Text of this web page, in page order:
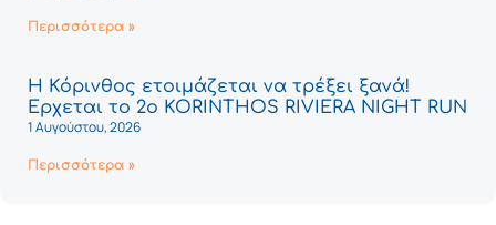
Περισσότερα »
Η Κόρινθος ετοιμάζεται να τρέξει ξανά!
Έρχεται το 2ο KORINTHOS RIVIERA NIGHT RUN
1 Αυγούστου, 2026
Περισσότερα »